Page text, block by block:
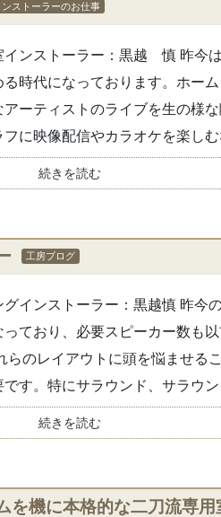
ンストーラーのお仕事
インストーラー：黒越 慎 昨今
時代になっております。ホー
ーティストのライブを生の様な
に映像配信やカラオケを楽しむ
続きを読む
工房ブログ
インストーラー：黒越慎 昨今
ており、必要スピーカー数も
らのレイアウトに頭を悩ませる
す。特にサラウンド、サラウン
続きを読む
を機に本格的な二刀流専